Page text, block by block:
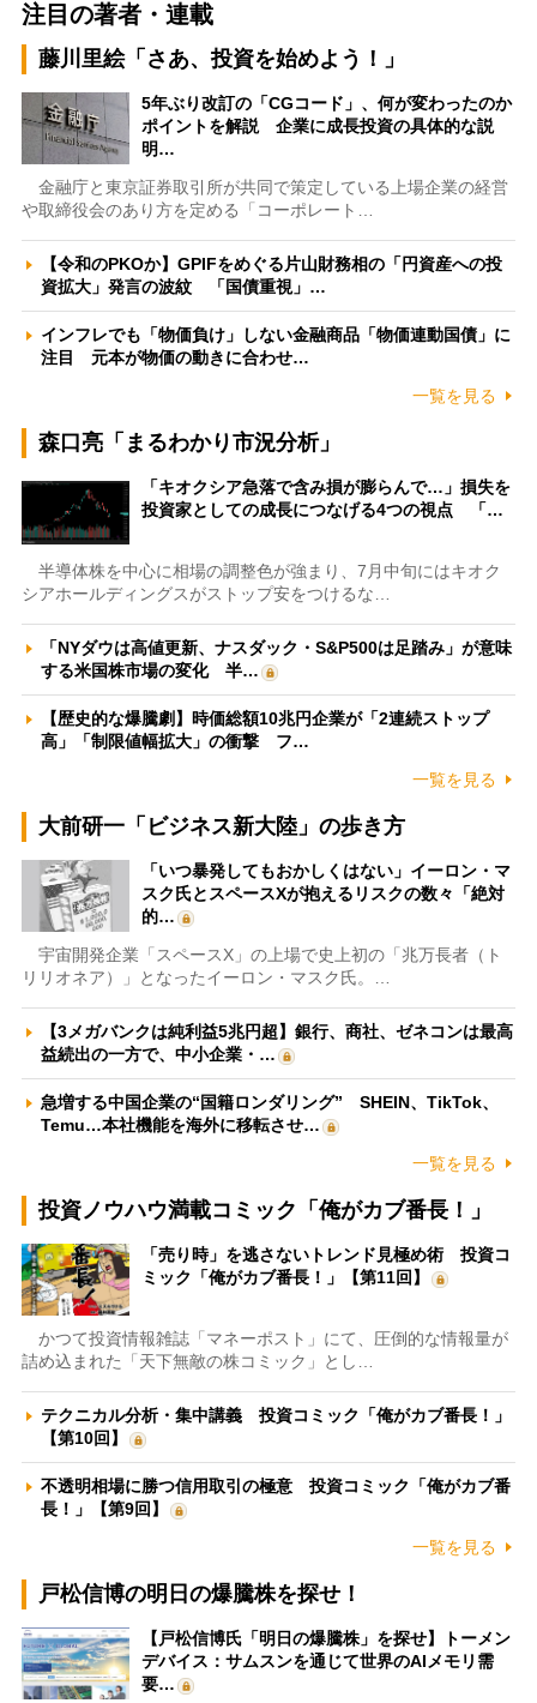
注目の著者・連載
藤川里絵「さあ、投資を始めよう！」
5年ぶり改訂の「CGコード」、何が変わったのか
ポイントを解説 企業に成長投資の具体的な説
明…
金融庁と東京証券取引所が共同で策定している上場企業の経営
や取締役会のあり方を定める「コーポレート…
【令和のPKOか】GPIFをめぐる片山財務相の「円資産への投
資拡大」発言の波紋 「国債重視」…
インフレでも「物価負け」しない金融商品「物価連動国債」に
注目 元本が物価の動きに合わせ…
一覧を見る
森口亮「まるわかり市況分析」
「キオクシア急落で含み損が膨らんで…」損失を
投資家としての成長につなげる4つの視点 「…
半導体株を中心に相場の調整色が強まり、7月中旬にはキオク
シアホールディングスがストップ安をつけるな…
「NYダウは高値更新、ナスダック・S&P500は足踏み」が意味
する米国株市場の変化 半…
【歴史的な爆騰劇】時価総額10兆円企業が「2連続ストップ
高」「制限値幅拡大」の衝撃 フ…
一覧を見る
大前研一「ビジネス新大陸」の歩き方
「いつ暴発してもおかしくはない」イーロン・マ
スク氏とスペースXが抱えるリスクの数々「絶対
的…
宇宙開発企業「スペースX」の上場で史上初の「兆万長者（ト
リリオネア）」となったイーロン・マスク氏。…
【3メガバンクは純利益5兆円超】銀行、商社、ゼネコンは最高
益続出の一方で、中小企業・…
急増する中国企業の“国籍ロンダリング” SHEIN、TikTok、
Temu…本社機能を海外に移転させ…
一覧を見る
投資ノウハウ満載コミック「俺がカブ番長！」
「売り時」を逃さないトレンド見極め術 投資コ
ミック「俺がカブ番長！」【第11回】
かつて投資情報雑誌「マネーポスト」にて、圧倒的な情報量が
詰め込まれた「天下無敵の株コミック」とし…
テクニカル分析・集中講義 投資コミック「俺がカブ番長！」
【第10回】
不透明相場に勝つ信用取引の極意 投資コミック「俺がカブ番
長！」【第9回】
一覧を見る
戸松信博の明日の爆騰株を探せ！
【戸松信博氏「明日の爆騰株」を探せ】トーメン
デバイス：サムスンを通じて世界のAIメモリ需
要…